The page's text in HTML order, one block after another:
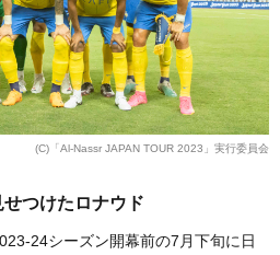
(C)「Al-Nassr JAPAN TOUR 2023」実行委員会
つけたロナウド
24シーズン開幕前の7月下旬に日